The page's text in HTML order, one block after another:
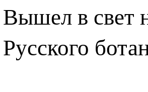
Вышел в свет
Русского